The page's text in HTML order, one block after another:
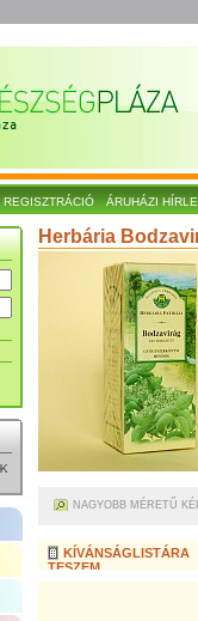
REGISZTRÁCIÓ ÁRUHÁZI
Herbária
NAGYOBB MÉRETŰ
KÍVÁNSÁGLISTÁRA
TESZEM